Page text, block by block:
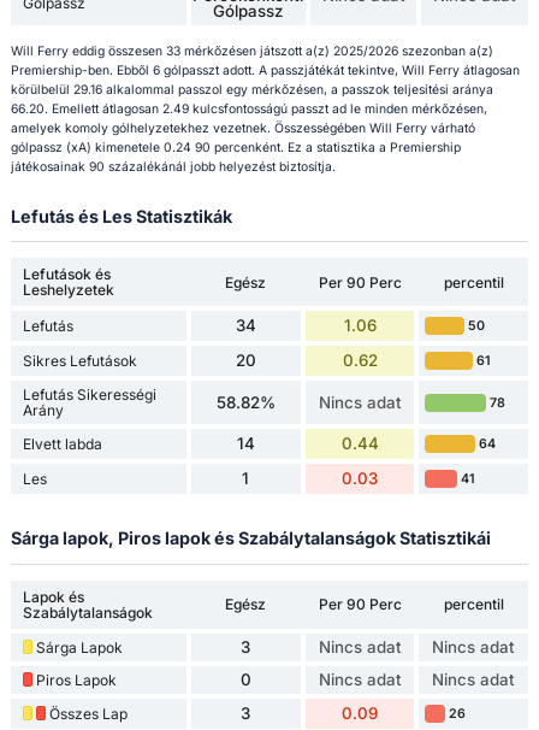
Gólpassz
Will Ferry eddig összesen 33 mérkőzésen játszott a(z) 2025/2026 szezonban a(z)
Premiership-ben. Ebből 6 gólpasszt adott. A passzjátékát tekintve, Will Ferry átlagosan
körülbelül 29.16 alkalommal passzol egy mérkőzésen, a passzok teljesítési aránya
66.20. Emellett átlagosan 2.49 kulcsfontosságú passzt ad le minden mérkőzésen,
amelyek komoly gólhelyzetekhez vezetnek. Összességében Will Ferry várható
gólpassz (xA) kimenetele 0.24 90 percenként. Ez a statisztika a Premiership
játékosainak 90 százalékánál jobb helyezést biztosítja.
Lefutás és Les Statisztikák
Lefutások és
Leshelyzetek
Egész Per 90 Perc percentil
Lefutás 34 1.06 50
Sikres Lefutások 20 0.62 61
Lefutás Sikerességi
Arány
58.82% Nincs adat 78
Elvett labda 14 0.44 64
Les 1 0.03 41
Sárga lapok, Piros lapok és Szabálytalanságok Statisztikái
Lapok és
Szabálytalanságok
Egész Per 90 Perc percentil
Sárga Lapok 3 Nincs adat Nincs adat
Piros Lapok 0 Nincs adat Nincs adat
Összes Lap 3 0.09 26